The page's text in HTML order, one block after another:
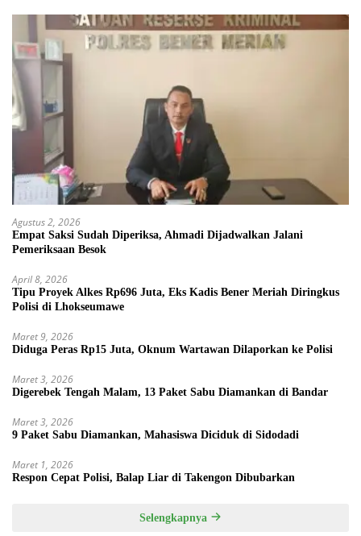
Agustus 2, 2026
Empat Saksi Sudah Diperiksa, Ahmadi Dijadwalkan Jalani
Pemeriksaan Besok
April 8, 2026
Tipu Proyek Alkes Rp696 Juta, Eks Kadis Bener Meriah Diringkus
Polisi di Lhokseumawe
Maret 9, 2026
Diduga Peras Rp15 Juta, Oknum Wartawan Dilaporkan ke Polisi
Maret 3, 2026
Digerebek Tengah Malam, 13 Paket Sabu Diamankan di Bandar
Maret 3, 2026
9 Paket Sabu Diamankan, Mahasiswa Diciduk di Sidodadi
Maret 1, 2026
Respon Cepat Polisi, Balap Liar di Takengon Dibubarkan
Selengkapnya